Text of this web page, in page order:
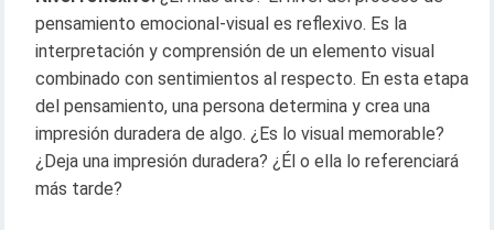
pensamiento emocional-visual es reflexivo. Es la
interpretación y comprensión de un elemento visual
combinado con sentimientos al respecto. En esta etapa
del pensamiento, una persona determina y crea una
impresión duradera de algo. ¿Es lo visual memorable?
¿Deja una impresión duradera? ¿Él o ella lo referenciará
más tarde?